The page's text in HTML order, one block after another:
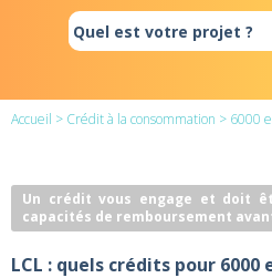
Accueil > Crédit à la consommation > 6000
Un crédit vous engage et doit
capacités de remboursement
LCL : quels crédits pour 6000